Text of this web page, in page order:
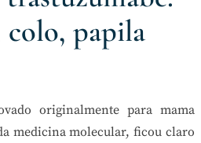
papila
originalmente para mama
medicina molecular, ficou claro